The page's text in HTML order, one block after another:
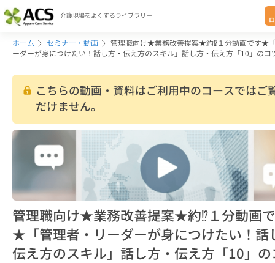
介護現場をよくするライブラリー
ホーム セミナー・動画
管理職向け★業務改善提案★約⁉１分動画です★
ーダーが身につけたい！話し方・伝え方のスキル」話し方・伝え方「10」のコ
こちらの動画・資料はご利用中のコースではご
だけません。
管理職向け★業務改善提案★約⁉１分動画
★「管理者・リーダーが身につけたい！話
伝え方のスキル」話し方・伝え方「10」の